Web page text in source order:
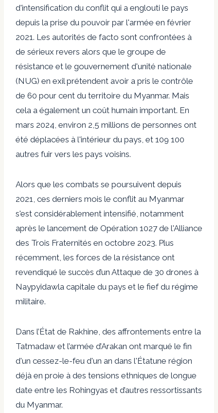
d'intensification du conflit qui a englouti le pays
depuis la prise du pouvoir par l'armée en février
2021. Les autorités de facto sont confrontées à
de sérieux revers alors que le groupe de
résistance et le gouvernement d'unité nationale
(NUG) en exil prétendent avoir a pris le contrôle
de 60 pour cent du territoire du Myanmar. Mais
cela a également un coût humain important. En
mars 2024, environ 2,5 millions de personnes ont
été déplacées à l'intérieur du pays, et 109 100
autres fuir vers les pays voisins.
Alors que les combats se poursuivent depuis
2021, ces derniers mois le conflit au Myanmar
s'est considérablement intensifié, notamment
après le lancement de Opération 1027 de l'Alliance
des Trois Fraternités en octobre 2023. Plus
récemment, les forces de la résistance ont
revendiqué le succès d’un Attaque de 30 drones à
Naypyidawla capitale du pays et le fief du régime
militaire.
Dans l’État de Rakhine, des affrontements entre la
Tatmadaw et l’armée d’Arakan ont marqué le fin
d'un cessez-le-feu d'un an dans l'Étatune région
déjà en proie à des tensions ethniques de longue
date entre les Rohingyas et d’autres ressortissants
du Myanmar.